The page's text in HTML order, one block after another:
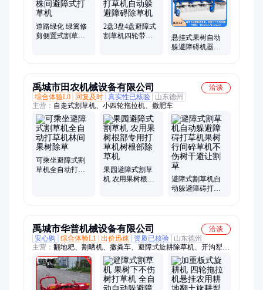
道路绿化 绿篱修
剪侧置式割草机
2盘3盘4盘避障式
割草机四轮带果
悬挂式果树自动
躲避障碍机器果
禹城市田农机械设备有限公司
洽谈
综合体验L0
回复及时 真实性已核验
山东德州
主营： 自走式割草机、小四轮拖拉机、撒肥车
可乘坐避障式割
草机全自动打草
果园避障式割草
机 农用果树根部
避障式割草机自
动躲避障碍打草
禹城市华普机械设备有限公司
洽谈
安心购
综合体验L1 出价迅速 资质已核验
山东德州
主营： 翻地耙、割晒机、撒粪车、避障式旋耕除草机、开沟犁、
种树机、花生犁、带水田、杂草粉、土豆机、点播机、挖红薯、
搂草机、精播机、搂集机、栅条犁、粉碎机、整平机、移栽机、
施肥机、起垄犁、杨粪机、捡石机、筑埂机、粉土机、插秧机